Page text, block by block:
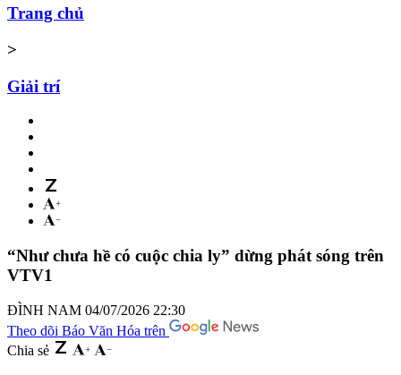
Trang chủ
>
Giải trí
“Như chưa hề có cuộc chia ly” dừng phát sóng trên
VTV1
ĐÌNH NAM 04/07/2026 22:30
Theo dõi Báo Văn Hóa trên
Chia sẻ